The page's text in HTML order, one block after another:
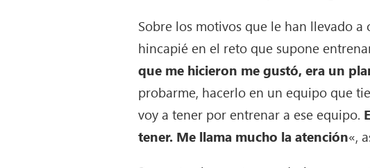
Sobre los motivos que le han llevado
hincapié en el reto que supone
que me hicieron me gustó, era un
probarme, hacerlo en un equipo que
voy a tener por entrenar a ese equipo.
tener. Me llama mucho la atención«,